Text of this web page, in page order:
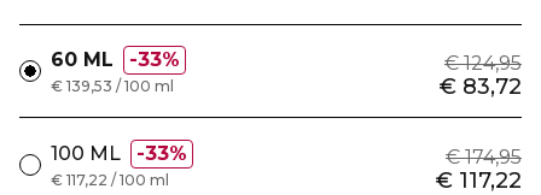
60 ML 33% € 124,95
€ 83,72
€ 139,53 / 100 ml
100 ML 33% € 174,95
€ 117,22
€ 117,22 / 100 ml